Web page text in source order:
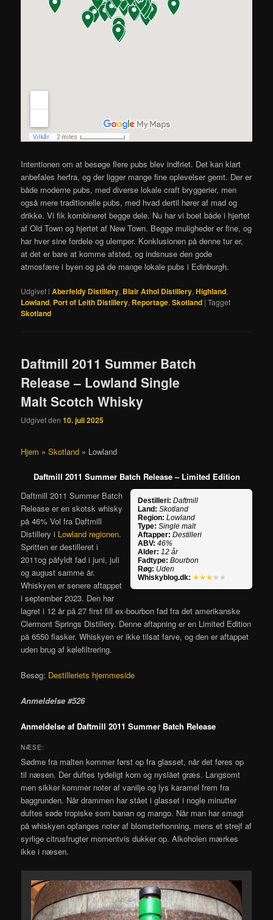
Intentionen om at besøge flere pubs blev indfriet. Det kan klart
anbefales herfra, og der ligger mange fine oplevelser gemt. Der er
både moderne pubs, med diverse lokale craft bryggerier, men
også mere traditionelle pubs, med hvad dertil hører af mad og
drikke. Vi fik kombineret begge dele. Nu har vi boet både i hjertet
af Old Town og hjertet af New Town. Begge muligheder er fine, og
har hver sine fordele og ulemper. Konklusionen på denne tur er,
at det er bare at komme afsted, og indsnuse den gode
atmosfære i byen og på de mange lokale pubs i Edinburgh.
Udgivet i Aberfeldy Distillery, Blair Athol Distillery,Highland,
Lowland, Port of Leith Distillery, Reportage,Skotland |Tagget
Skotland
Daftmill 2011 Summer Batch
Release – Lowland Single
Malt Scotch Whisky
Udgivet den10. juli 2025
Hjem »Skotland » Lowland
Daftmill 2011 Summer Batch Release – Limited Edition
Destilleri: Daftmill
Land: Skotland
Region: Lowland
Type: Single malt
Aftapper: Destilleri
ABV: 46%
Alder: 12 år
Fadtype: Bourbon
Røg: Uden
Whiskyblog.dk: ★★★ ★★
Daftmill 2011 Summer Batch
Release er en skotsk whisky
på 46% Vol fra Daftmill
Distillery i Lowland regionen.
Spritten er destilleret i
2011og påfyldt fad i juni, juli
og august samme år.
Whiskyen er senere aftappet
i september 2023. Den har
lagret i 12 år på 27 first fill ex-bourbon fad fra det amerikanske
Clermont Springs Distillery. Denne aftapning er en Limited Edition
på 6550 flasker. Whiskyen er ikke tilsat farve, og den er aftappet
uden brug af kølefiltrering.
Besøg: Destilleriets hjemmeside
Anmeldelse #526
Anmeldelse af Daftmill 2011 Summer Batch Release
NÆSE:
Sødme fra malten kommer først op fra glasset, når det føres op
til næsen. Der duftes tydeligt korn og nyslået græs. Langsomt
men sikker kommer noter af vanilje og lys karamel frem fra
baggrunden. Når drammen har stået i glasset i nogle minutter
duftes søde tropiske som banan og mango. Når man har smagt
på whiskyen opfanges noter af blomsterhonning, mens et strejf af
syrlige citrusfrugter momentvis dukker op. Alkoholen mærkes
ikke i næsen.